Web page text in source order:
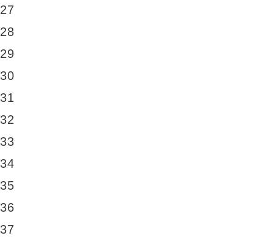
27
28
29
30
31
32
33
34
35
36
37